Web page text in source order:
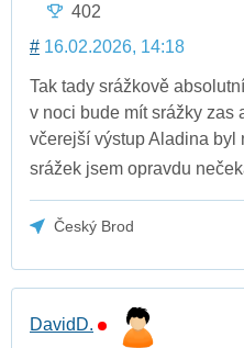
402
# 16.02.2026, 14:18
Tak tady srážkově
v noci bude mít srážky zas
včerejší výstup Aladina byl
srážek jsem opravdu
Český Brod
DavidD.